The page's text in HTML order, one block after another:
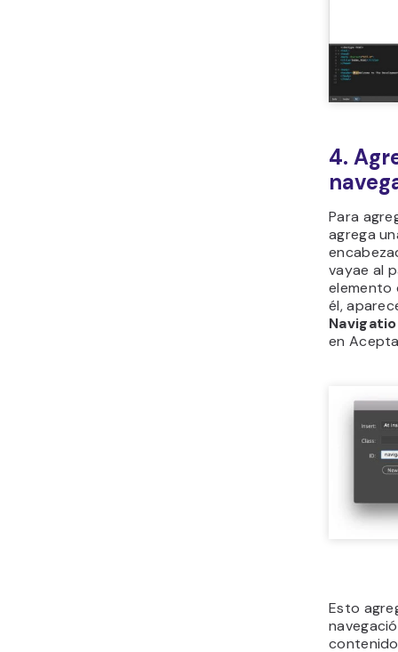
4.
Para
agrega
vayae al
él,
en
Esto